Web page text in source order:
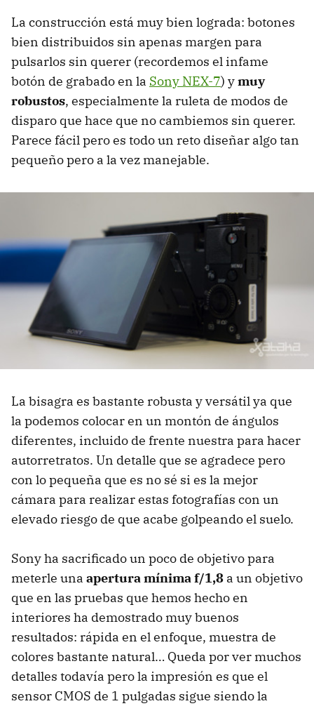
La construcción está muy bien lograda: botones
bien distribuidos sin apenas margen para
pulsarlos sin querer (recordemos el infame
botón de grabado en la Sony NEX-7) ymuy
robustos, especialmente la ruleta de modos de
disparo que hace que no cambiemos sin querer.
Parece fácil pero es todo un reto diseñar algo tan
pequeño pero a la vez manejable.
La bisagra es bastante robusta y versátil ya que
la podemos colocar en un montón de ángulos
diferentes, incluido de frente nuestra para hacer
autorretratos. Un detalle que se agradece pero
con lo pequeña que es no sé si es la mejor
cámara para realizar estas fotografías con un
elevado riesgo de que acabe golpeando el suelo.
Sony ha sacrificado un poco de objetivo para
meterle una apertura mínima f/1,8 a un objetivo
que en las pruebas que hemos hecho en
interiores ha demostrado muy buenos
resultados: rápida en el enfoque, muestra de
colores bastante natural… Queda por ver muchos
detalles todavía pero la impresión es que el
sensor CMOS de 1 pulgadas sigue siendo la